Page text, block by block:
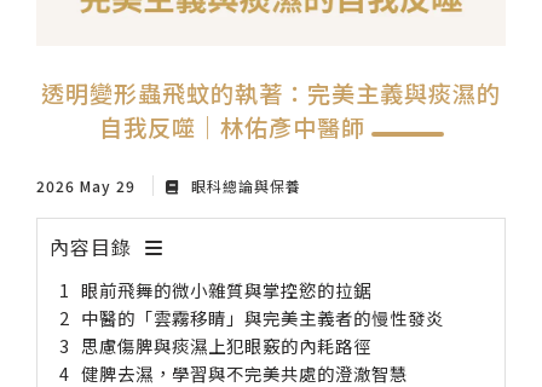
紙本陪伴．眼癒力
聆聽共鳴．講座紀實
透明變形蟲飛蚊的執著：完美主義與痰濕的
自我反噬｜林佑彥中醫師
2026 May 29 眼科總論與保養
內容目錄
眼前飛舞的微小雜質與掌控慾的拉鋸
中醫的「雲霧移睛」與完美主義者的慢性發炎
思慮傷脾與痰濕上犯眼竅的內耗路徑
健脾去濕，學習與不完美共處的澄澈智慧